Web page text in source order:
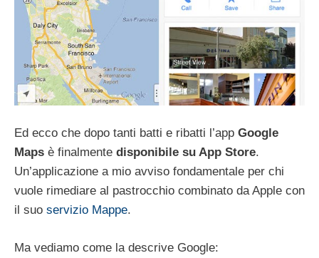
Ed ecco che dopo tanti batti e ribatti l’app Google
Maps è finalmente disponibile su App Store.
Un’applicazione a mio avviso fondamentale per chi
vuole rimediare al pastrocchio combinato da Apple con
il suo servizio Mappe.
Ma vediamo come la descrive Google: